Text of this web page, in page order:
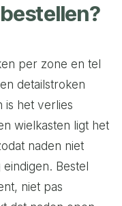
per zone en tel
detailstroken
is het verlies
wielkasten ligt het
naden niet
Bestel
niet pas